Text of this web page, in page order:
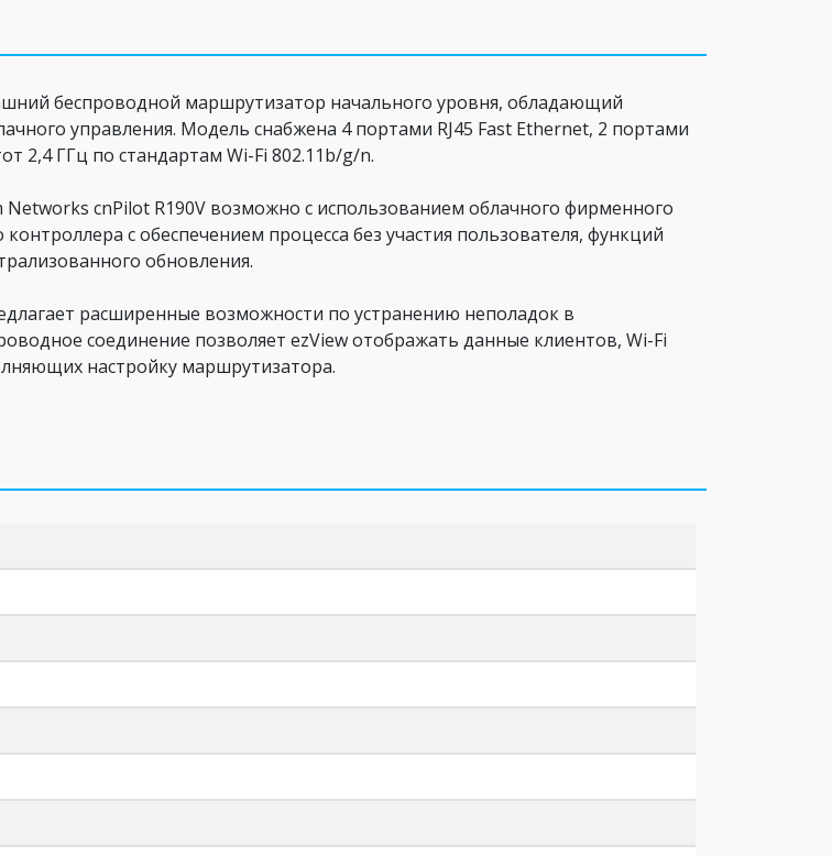
беспроводной маршрутизатор начального уровня, обладающий
управления. Модель снабжена 4 портами RJ45 Fast Ethernet, 2 портами
2,4 ГГц по стандартам Wi-Fi 802.11b/g/n.
cnPilot R190V возможно с использованием облачного фирменного
с обеспечением процесса без участия пользователя, функций
обновления.
расширенные возможности по устранению неполадок в
соединение позволяет ezView отображать данные клиентов, Wi-Fi
настройку маршрутизатора.